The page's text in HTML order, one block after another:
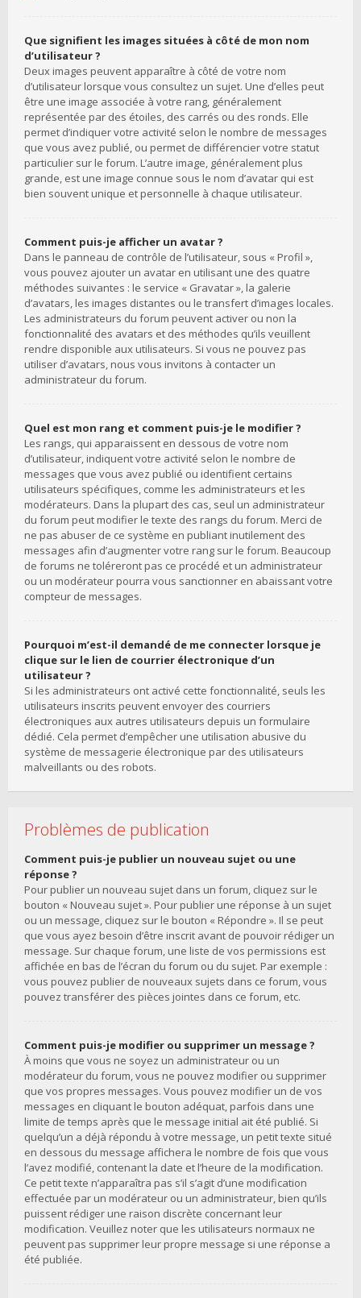
Que signifient les images situées à côté de mon nom
d’utilisateur ?
Deux images peuvent apparaître à côté de votre nom
d’utilisateur lorsque vous consultez un sujet. Une d’elles peut
être une image associée à votre rang, généralement
représentée par des étoiles, des carrés ou des ronds. Elle
permet d’indiquer votre activité selon le nombre de messages
que vous avez publié, ou permet de différencier votre statut
particulier sur le forum. L’autre image, généralement plus
grande, est une image connue sous le nom d’avatar qui est
bien souvent unique et personnelle à chaque utilisateur.
Comment puis-je afficher un avatar ?
Dans le panneau de contrôle de l’utilisateur, sous « Profil »,
vous pouvez ajouter un avatar en utilisant une des quatre
méthodes suivantes : le service « Gravatar », la galerie
d’avatars, les images distantes ou le transfert d’images locales.
Les administrateurs du forum peuvent activer ou non la
fonctionnalité des avatars et des méthodes qu’ils veuillent
rendre disponible aux utilisateurs. Si vous ne pouvez pas
utiliser d’avatars, nous vous invitons à contacter un
administrateur du forum.
Quel est mon rang et comment puis-je le modifier ?
Les rangs, qui apparaissent en dessous de votre nom
d’utilisateur, indiquent votre activité selon le nombre de
messages que vous avez publié ou identifient certains
utilisateurs spécifiques, comme les administrateurs et les
modérateurs. Dans la plupart des cas, seul un administrateur
du forum peut modifier le texte des rangs du forum. Merci de
ne pas abuser de ce système en publiant inutilement des
messages afin d’augmenter votre rang sur le forum. Beaucoup
de forums ne toléreront pas ce procédé et un administrateur
ou un modérateur pourra vous sanctionner en abaissant votre
compteur de messages.
Pourquoi m’est-il demandé de me connecter lorsque je
clique sur le lien de courrier électronique d’un
utilisateur ?
Si les administrateurs ont activé cette fonctionnalité, seuls les
utilisateurs inscrits peuvent envoyer des courriers
électroniques aux autres utilisateurs depuis un formulaire
dédié. Cela permet d’empêcher une utilisation abusive du
système de messagerie électronique par des utilisateurs
malveillants ou des robots.
Problèmes de publication
Comment puis-je publier un nouveau sujet ou une
réponse ?
Pour publier un nouveau sujet dans un forum, cliquez sur le
bouton « Nouveau sujet ». Pour publier une réponse à un sujet
ou un message, cliquez sur le bouton « Répondre ». Il se peut
que vous ayez besoin d’être inscrit avant de pouvoir rédiger un
message. Sur chaque forum, une liste de vos permissions est
affichée en bas de l’écran du forum ou du sujet. Par exemple :
vous pouvez publier de nouveaux sujets dans ce forum, vous
pouvez transférer des pièces jointes dans ce forum, etc.
Comment puis-je modifier ou supprimer un message ?
À moins que vous ne soyez un administrateur ou un
modérateur du forum, vous ne pouvez modifier ou supprimer
que vos propres messages. Vous pouvez modifier un de vos
messages en cliquant le bouton adéquat, parfois dans une
limite de temps après que le message initial ait été publié. Si
quelqu’un a déjà répondu à votre message, un petit texte situé
en dessous du message affichera le nombre de fois que vous
l’avez modifié, contenant la date et l’heure de la modification.
Ce petit texte n’apparaîtra pas s’il s’agit d’une modification
effectuée par un modérateur ou un administrateur, bien qu’ils
puissent rédiger une raison discrète concernant leur
modification. Veuillez noter que les utilisateurs normaux ne
peuvent pas supprimer leur propre message si une réponse a
été publiée.